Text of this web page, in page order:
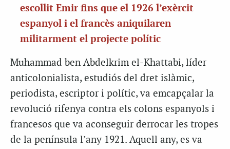
escollit Emir fins que el 1926 l’exèrcit
espanyol i el francès aniquilaren
militarment el projecte polític
Muhammad ben Abdelkrim el-Khattabi, líder
anticolonialista, estudiós del dret islàmic,
periodista, escriptor i polític, va emcapçalar la
revolució rifenya contra els colons espanyols i
francesos que va aconseguir derrocar les tropes
de la península l’any 1921. Aquell any, es va